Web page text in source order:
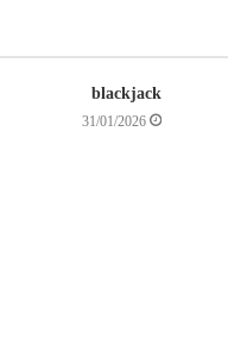
blackjack
31/01/2026